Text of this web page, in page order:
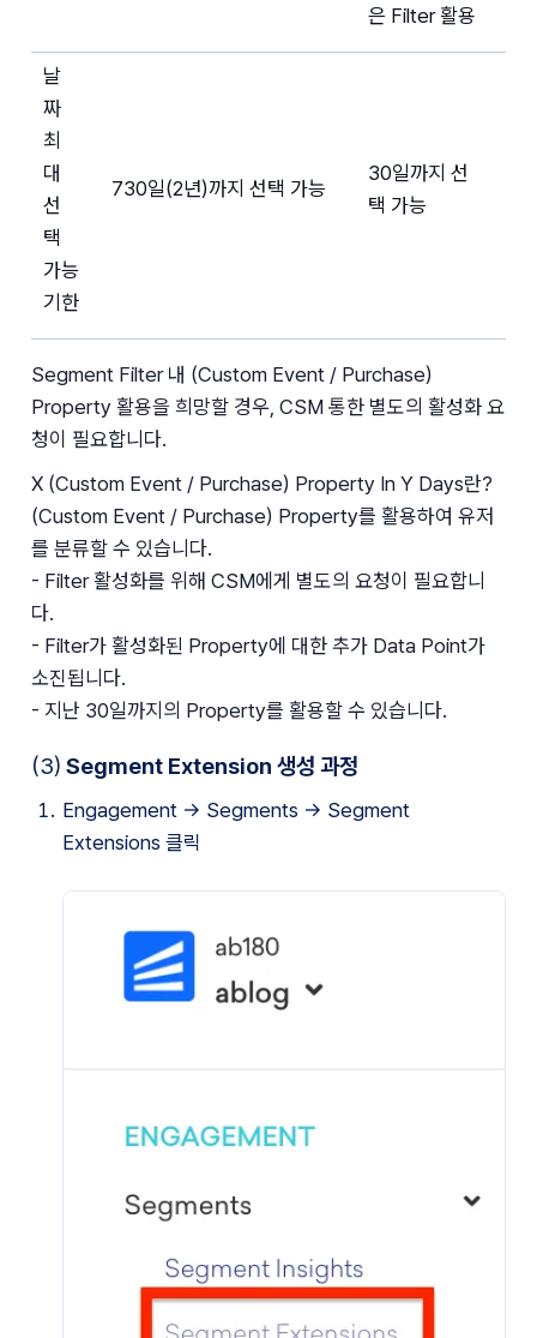
은 Filter 활용
날
짜
최
대
선
택
가능
기한
730일(2년)까지 선택 가능
30일까지 선
택 가능
Segment Filter 내 (Custom Event / Purchase)
Property 활용을 희망할 경우, CSM 통한 별도의 활성화 요
청이 필요합니다.
X (Custom Event / Purchase) Property In Y Days란?
(Custom Event / Purchase) Property를 활용하여 유저
를 분류할 수 있습니다.
- Filter 활성화를 위해 CSM에게 별도의 요청이 필요합니
다.
- Filter가 활성화된 Property에 대한 추가 Data Point가
소진됩니다.
- 지난 30일까지의 Property를 활용할 수 있습니다.
(3) Segment Extension 생성 과정
Engagement → Segments → Segment